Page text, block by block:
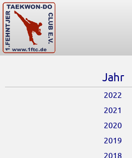
Jahr
2022
2021
2020
2019
2018